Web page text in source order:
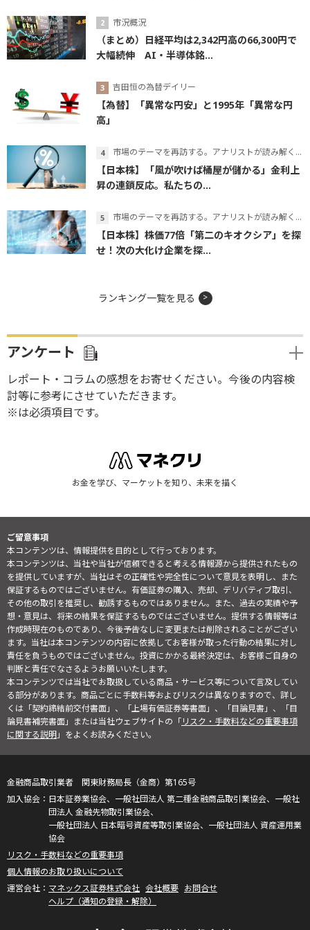
市況概況
（まとめ）日経平均は2,342円高の66,300円で
大幅続伸 AI・半導体銘...
吉田恒の為替デイリー
【為替】「異常な円安」と1995年「異常な円
高」
市場のテーマを再訪する。アナリストが読み解くテーマの本質
【日本株】「風が吹けば桶屋が儲かる」金利上
昇の連鎖反応。私たちの...
市場のテーマを再訪する。アナリストが読み解くテーマの本質
【日本株】株価77倍「第二のキオクシア」を探
せ！次の大化け企業を探...
ランキング一覧を見る
アンケート
レポート・コラムの感想をお寄せください。今後の内容検
討等に参考にさせていただきます。
※は必須項目です。
お金を学び、マーケットを知り、未来を描く
ご留意事項
本コンテンツは、情報提供を目的として行っております。
本コンテンツは、当社や当社が信頼できると考える情報源から提供されたもの
を提供していますが、当社はその正確性や完全性について意見を表明し、また
保証するものではございません。有価証券の購入、売却、デリバティブ取引、
その他の取引を推奨し、勧誘するものではありません。また、過去の実績や予
想・意見は、将来の結果を保証するものではございません。提供する情報等は
作成時現在のものであり、今後予告なしに変更または削除されることがござい
ます。当社は本コンテンツの内容に依拠してお客様が取った行動の結果に対し
責任を負うものではございません。投資にかかる最終決定は、お客様ご自身の
判断と責任でなさるようお願いいたします。
本コンテンツでは当社でお取扱している商品・サービス等について言及してい
る部分があります。商品ごとに手数料等およびリスクは異なりますので、詳し
くは「契約締結前交付書面」、「上場有価証券等書面」、「目論見書」、「目
論見書補完書面」または当社ウェブサイトの「リスク・手数料などの重要事項
に関する説明」をよくお読みください。
金融商品取引業者 関東財務局長（金商）第165号
日本証券業協会、一般社団法人 第二種金融商品取引業協会、一般社
団法人 金融先物取引業協会、
一般社団法人 日本暗号資産等取引業協会、一般社団法人 資産運用業
協会
リスク・手数料などの重要事項
個人情報のお取り扱いについて
マネックス証券株式会社 会社概要 お問合せ
ヘルプ（通知の登録・解除）